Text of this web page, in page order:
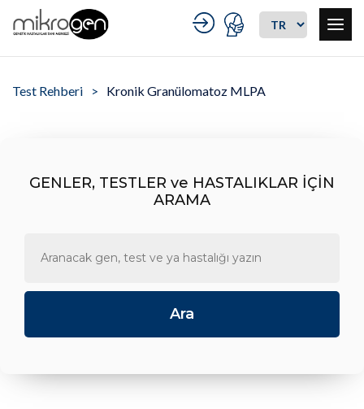
Test Rehberi Kronik Granülomatoz MLPA
GENLER, TESTLER ve HASTALIKLAR İÇİN
ARAMA